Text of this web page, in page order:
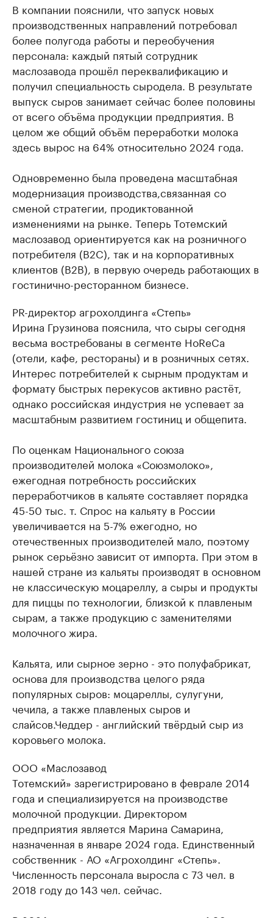
В компании пояснили, что запуск новых
производственных направлений потребовал
более полугода работы и переобучения
персонала: каждый пятый сотрудник
маслозавода прошёл переквалификацию и
получил специальность сыродела. В результате
выпуск сыров занимает сейчас более половины
от всего объёма продукции предприятия. В
целом же общий объём переработки молока
здесь вырос на 64% относительно 2024 года.
Одновременно была проведена масштабная
модернизация производства,связанная со
сменой стратегии, продиктованной
изменениями на рынке. Теперь Тотемский
маслозавод ориентируется как на розничного
потребителя (B2C), так и на корпоративных
клиентов (B2B), в первую очередь работающих в
гостинично-ресторанном бизнесе.
PR-директор агрохолдинга «Степь»
Ирина Грузинова пояснила, что сыры сегодня
весьма востребованы в сегменте HoReCa
(отели, кафе, рестораны) и в розничных сетях.
Интерес потребителей к сырным продуктам и
формату быстрых перекусов активно растёт,
однако российская индустрия не успевает за
масштабным развитием гостиниц и общепита.
По оценкам Национального союза
производителей молока «Союзмолоко»,
ежегодная потребность российских
переработчиков в кальяте составляет порядка
45-50 тыс. т. Спрос на кальяту в России
увеличивается на 5-7% ежегодно, но
отечественных производителей мало, поэтому
рынок серьёзно зависит от импорта. При этом в
нашей стране из кальяты производят в основном
не классическую моцареллу, а сыры и продукты
для пиццы по технологии, близкой к плавленым
сырам, а также продукцию с заменителями
молочного жира.
Кальята, или сырное зерно - это полуфабрикат,
основа для производства целого ряда
популярных сыров: моцареллы, сулугуни,
чечила, а также плавленых сыров и
слайсов.Чеддер - английский твёрдый сыр из
коровьего молока.
ООО «Маслозавод
Тотемский» зарегистрировано в феврале 2014
года и специализируется на производстве
молочной продукции. Директором
предприятия является Марина Самарина,
назначенная в январе 2024 года. Единственный
собственник - АО «Агрохолдинг «Степь».
Численность персонала выросла с 73 чел. в
2018 году до 143 чел. сейчас.